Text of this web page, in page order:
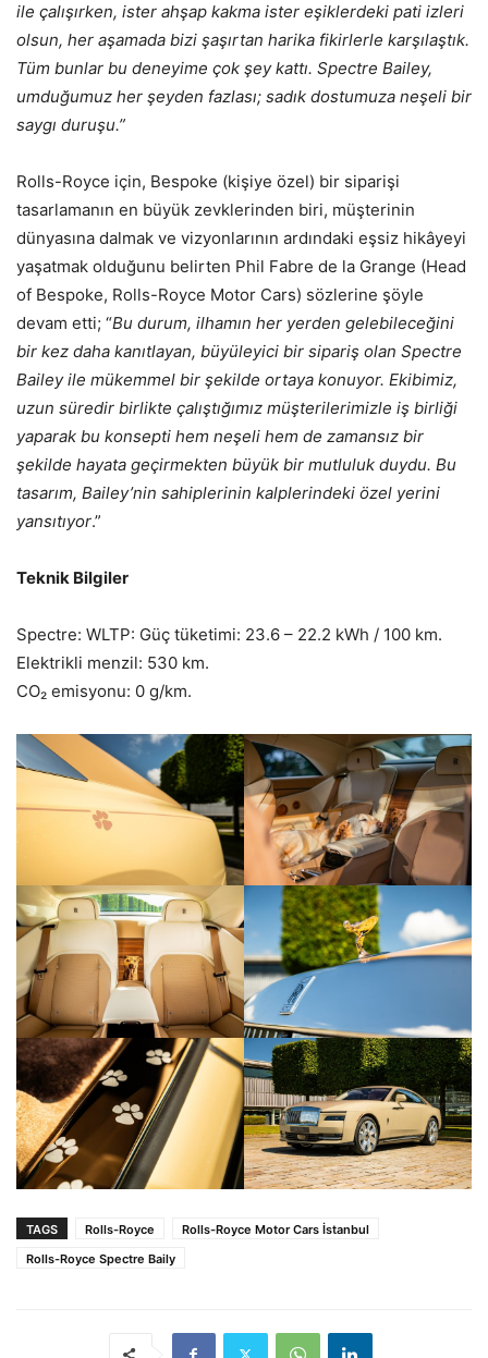
ile çalışırken, ister ahşap kakma ister eşiklerdeki pati izleri
olsun, her aşamada bizi şaşırtan harika fikirlerle karşılaştık.
Tüm bunlar bu deneyime çok şey kattı. Spectre Bailey,
umduğumuz her şeyden fazlası; sadık dostumuza neşeli bir
saygı duruşu.”
Rolls-Royce için, Bespoke (kişiye özel) bir siparişi
tasarlamanın en büyük zevklerinden biri, müşterinin
dünyasına dalmak ve vizyonlarının ardındaki eşsiz hikâyeyi
yaşatmak olduğunu belirten Phil Fabre de la Grange (Head
of Bespoke, Rolls-Royce Motor Cars) sözlerine şöyle
devam etti; “Bu durum, ilhamın her yerden gelebileceğini
bir kez daha kanıtlayan, büyüleyici bir sipariş olan Spectre
Bailey ile mükemmel bir şekilde ortaya konuyor. Ekibimiz,
uzun süredir birlikte çalıştığımız müşterilerimizle iş birliği
yaparak bu konsepti hem neşeli hem de zamansız bir
şekilde hayata geçirmekten büyük bir mutluluk duydu. Bu
tasarım, Bailey’nin sahiplerinin kalplerindeki özel yerini
yansıtıyor.”
Teknik Bilgiler
Spectre: WLTP: Güç tüketimi: 23.6 – 22.2 kWh / 100 km.
Elektrikli menzil: 530 km.
CO₂ emisyonu: 0 g/km.
TAGS Rolls-Royce
Rolls-Royce Motor Cars İstanbul
Rolls-Royce Spectre Baily